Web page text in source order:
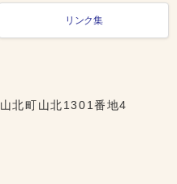
リンク集
北町山北1301番地4